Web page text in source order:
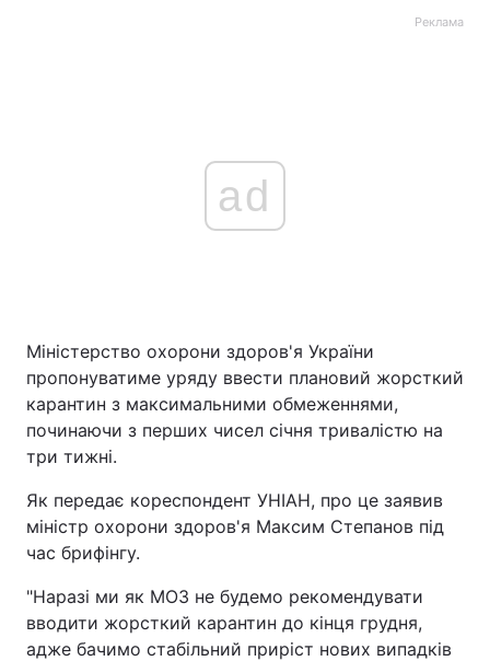
Реклама
ad
Міністерство охорони здоров'я України
пропонуватиме уряду ввести плановий жорсткий
карантин з максимальними обмеженнями,
починаючи з перших чисел січня тривалістю на
три тижні.
Як передає кореспондент УНІАН, про це заявив
міністр охорони здоров'я Максим Степанов під
час брифінгу.
"Наразі ми як МОЗ не будемо рекомендувати
вводити жорсткий карантин до кінця грудня,
адже бачимо стабільний приріст нових випадків